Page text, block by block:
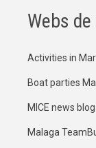
Webs
Activities in
Boat parties
MICE news
Malaga